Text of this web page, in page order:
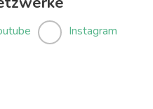
Instagram